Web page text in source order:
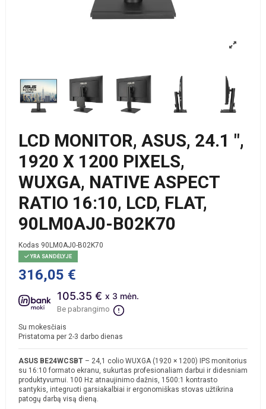
LCD MONITOR, ASUS, 24.1 ",
1920 X 1200 PIXELS,
WUXGA, NATIVE ASPECT
RATIO 16:10, LCD, FLAT,
90LM0AJ0-B02K70
Kodas 90LM0AJ0-B02K70
YRA SANDĖLYJE
316,05 €
105.35 € x 3 mėn.
Be pabrangimo
Su mokesčiais
Pristatoma per 2-3 darbo dienas
ASUS BE24WCSBT – 24,1 colio WUXGA (1920 × 1200) IPS monitorius
su 16:10 formato ekranu, sukurtas profesionaliam darbui ir didesniam
produktyvumui. 100 Hz atnaujinimo dažnis, 1500:1 kontrasto
santykis, integruoti garsiakalbiai ir ergonomiškas stovas užtikrina
patogų darbą visą dieną.